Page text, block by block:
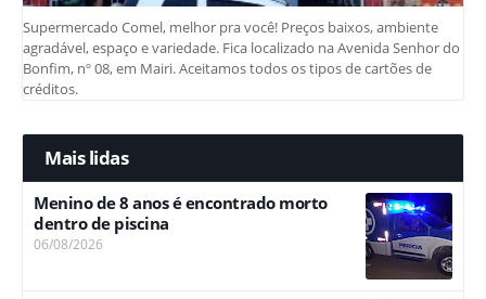
Supermercado Comel, melhor pra você! Preços baixos, ambiente
agradável, espaço e variedade. Fica localizado na Avenida Senhor do
Bonfim, nº 08, em Mairi. Aceitamos todos os tipos de cartões de
créditos.
Mais lidas
Menino de 8 anos é encontrado morto
dentro de piscina
06/08/2026